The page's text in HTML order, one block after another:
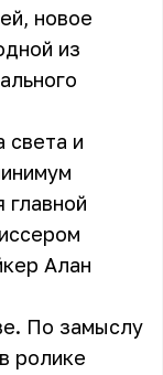
новое
из
света и
главной
Алан
По замыслу
ролике